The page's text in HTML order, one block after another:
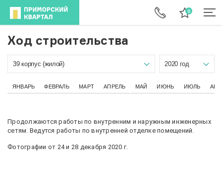
Ход строительства
39 корпус (жилой) 2020 год
ЯНВАРЬ ФЕВРАЛЬ МАРТ АПРЕЛЬ МАЙ ИЮНЬ ИЮЛЬ
Продолжаются работы по внутренним и наружным инженерных
сетям. Ведутся работы по внутренней отделке помещений.
Фотографии от 24 и 28 декабря 2020 г.